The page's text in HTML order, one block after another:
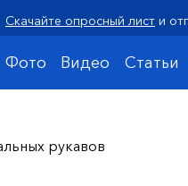
Фото Видео Статьи
Скачайте опросный лист и
рукавов